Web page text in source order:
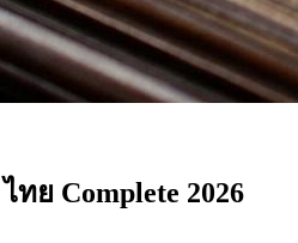
ย Complete 2026